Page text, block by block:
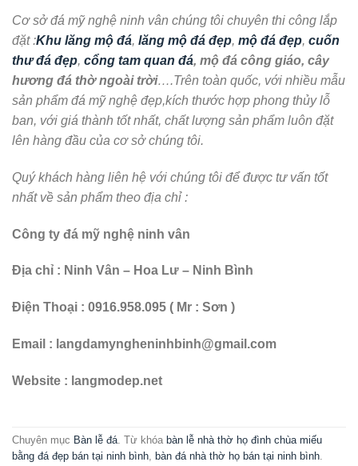
Cơ sở đá mỹ nghệ ninh vân chúng tôi chuyên thi công lắp
đặt :Khu lăng mộ đá, lăng mộ đá đẹp, mộ đá đẹp, cuốn
thư đá đẹp, cổng tam quan đá, mộ đá công giáo, cây
hương đá thờ ngoài trời….Trên toàn quốc, với nhiều mẫu
sản phẩm đá mỹ nghệ đẹp,kích thước hợp phong thủy lỗ
ban, với giá thành tốt nhất, chất lượng sản phẩm luôn đặt
lên hàng đầu của cơ sở chúng tôi.
Quý khách hàng liên hệ với chúng tôi để được tư vấn tốt
nhất về sản phẩm theo địa chỉ :
Công ty đá mỹ nghệ ninh vân
Địa chỉ : Ninh Vân – Hoa Lư – Ninh Bình
Điện Thoại : 0916.958.095 ( Mr : Sơn )
Email : langdamyngheninhbinh@gmail.com
Website : langmodep.net
Chuyên mục Bàn lễ đá. Từ khóa bàn lễ nhà thờ họ đình chùa miếu
bằng đá đẹp bán tại ninh bình, bàn đá nhà thờ họ bán tại ninh bình.